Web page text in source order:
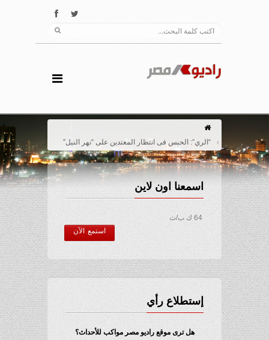
“الري”: الحبس فى انتظار المعتدين على “نهر النيل”
اسمعنا اون لاين
64 ك ب/ث
استمع الآن
إستطلاع رأي
هل ترى موقع راديو مصر مواكب للأحداث؟